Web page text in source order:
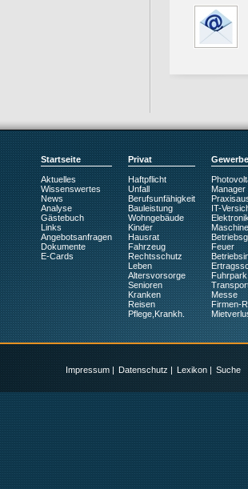
Startseite
Aktuelles
Wissenswertes
News
Analyse
Gästebuch
Links
Angebotsanfragen
Dokumente
E-Cards
Privat
Haftpflicht
Unfall
Berufsunfähigkeit
Bauleistung
Wohngebäude
Kinder
Hausrat
Fahrzeug
Rechtsschutz
Leben
Altersvorsorge
Senioren
Kranken
Reisen
Pflege,Krankh.
Gewerbe
Manager
IT-
Feuer
Fuhrpark
Messe
Firmen-
Impressum | Datenschutz | Lexikon | Suche